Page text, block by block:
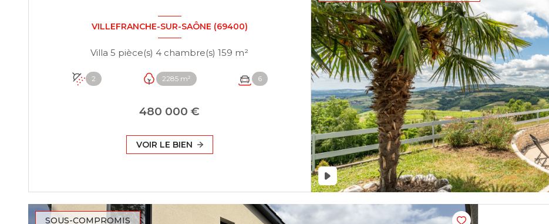
VILLEFRANCHE-SUR-SAÔNE (69400)
Villa 5 pièce(s) 4 chambre(s) 159 m²
2 2285 m² 6
480 000 €
VOIR LE BIEN
SOUS-COMPROMIS